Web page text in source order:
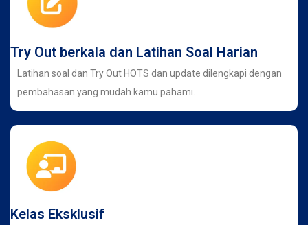
Try Out berkala dan Latihan Soal Harian
Latihan soal dan Try Out HOTS dan update dilengkapi dengan
pembahasan yang mudah kamu pahami.
Kelas Eksklusif